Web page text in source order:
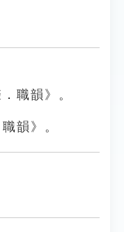
職韻》。
韻》。